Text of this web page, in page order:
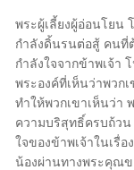
พระผู้เลี้ยงผู้อ่อนโยน
กำลังดิ้นรนต่อสู้ คนที่
กำลังใจจากข้าพเจ้า
พระองค์ที่เห็นว่าพวก
ทำให้พวกเขาเห็นว่า
ความบริสุทธิ์ครบถ้ว
ใจของข้าพเจ้าในเรื่
น้องผ่านทางพระคุณข